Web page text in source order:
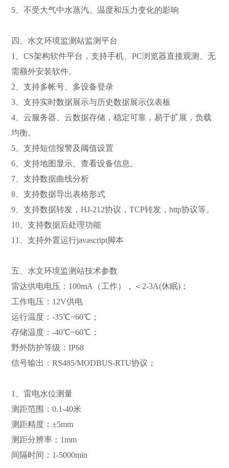
5、不受大气中水蒸汽、温度和压力变化的影响
四、水文环境监测站监测平台
1、CS架构软件平台，支持手机、PC浏览器直接观测、无
需额外安装软件。
2、支持多帐号、多设备登录
3、支持实时数据展示与历史数据展示仪表板
4、云服务器、云数据存储，稳定可靠，易于扩展，负载
均衡。
5、支持短信报警及阈值设置
6、支持地图显示、查看设备信息。
7、支持数据曲线分析
8、支持数据导出表格形式
9、支持数据转发，HJ-212协议，TCP转发，http协议等。
10、支持数据后处理功能
11、支持外置运行javascript脚本
五、水文环境监测站技术参数
雷达供电电压：100mA（工作），＜2-3A(休眠)；
工作电压：12V供电
运行温度：-35℃~60℃；
存储温度：-40℃~60℃；
野外防护等级：IP68
信号输出：RS485/MODBUS-RTU协议；
1、雷电水位测量
测距范围：0.1-40米
测距精度：±5mm
测距分辨率：1mm
间隔时间：1-5000min